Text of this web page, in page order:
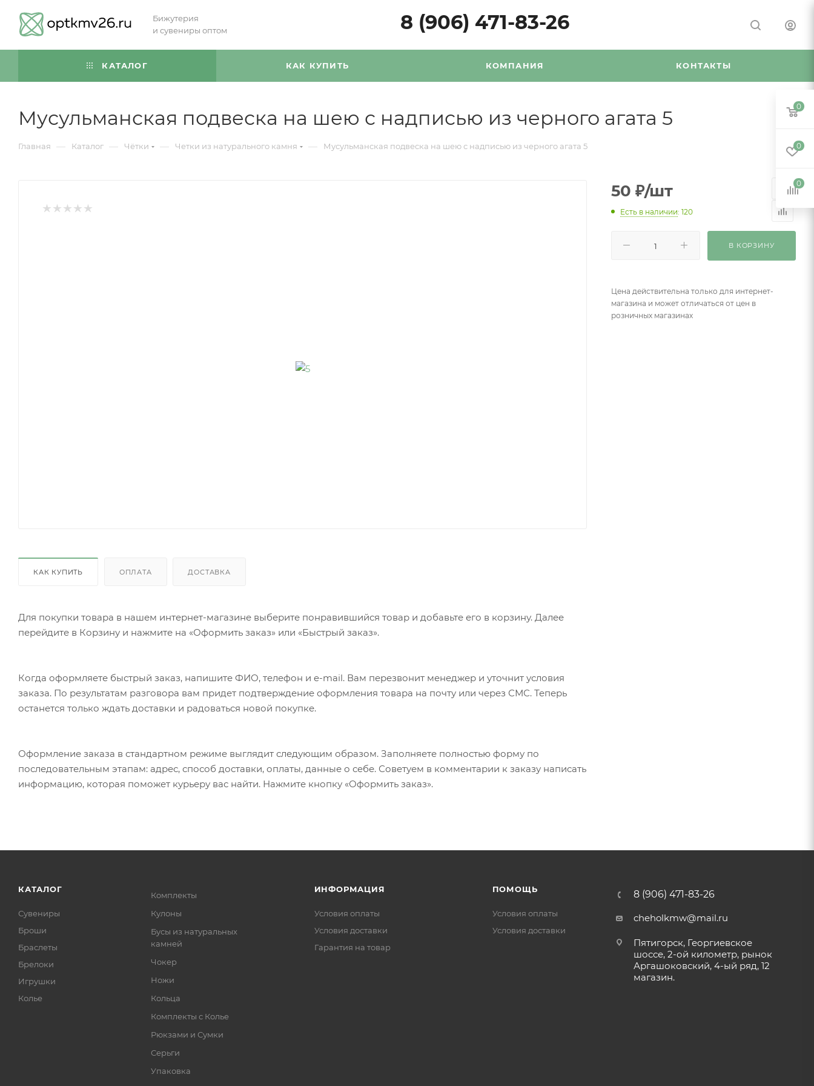
Бижутерия
и сувениры оптом
8 (906) 471-83-26
КАТАЛОГ КАК КУПИТЬ КОМПАНИЯ КОНТАКТЫ
Мусульманская подвеска на шею с надписью из черного агата 5
Главная — Каталог — Чётки — Четки из натурального камня — Мусульманская подвеска на шею с надписью из черного агата 5
КАК КУПИТЬ ОПЛАТА ДОСТАВКА
Для покупки товара в нашем интернет-магазине выберите понравившийся товар и добавьте его в корзину. Далее
перейдите в Корзину и нажмите на «Оформить заказ» или «Быстрый заказ».
Когда оформляете быстрый заказ, напишите ФИО, телефон и e-mail. Вам перезвонит менеджер и уточнит условия
заказа. По результатам разговора вам придет подтверждение оформления товара на почту или через СМС. Теперь
останется только ждать доставки и радоваться новой покупке.
Оформление заказа в стандартном режиме выглядит следующим образом. Заполняете полностью форму по
последовательным этапам: адрес, способ доставки, оплаты, данные о себе. Советуем в комментарии к заказу написать
информацию, которая поможет курьеру вас найти. Нажмите кнопку «Оформить заказ».
50 ₽/шт
Есть в наличии: 120
В КОРЗИНУ
Цена действительна только для интернет-
магазина и может отличаться от цен в
розничных магазинах
КАТАЛОГ
Сувениры
Броши
Браслеты
Брелоки
Игрушки
Колье
Комплекты
Кулоны
Бусы из натуральных
камней
Чокер
Ножи
Кольца
Комплекты с Колье
Рюкзами и Сумки
Серьги
Упаковка
ИНФОРМАЦИЯ
Условия оплаты
Условия доставки
Гарантия на товар
ПОМОЩЬ
Условия оплаты
Условия доставки
8 (906) 471-83-26
cheholkmw@mail.ru
Пятигорск, Георгиевское
шоссе, 2-ой километр, рынок
Аргашоковский, 4-ый ряд, 12
магазин.
0
0
0